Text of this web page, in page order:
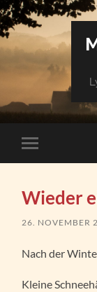
Mobile-
Menü
Wieder
26. NOVEMBER
Nach der
Kleine